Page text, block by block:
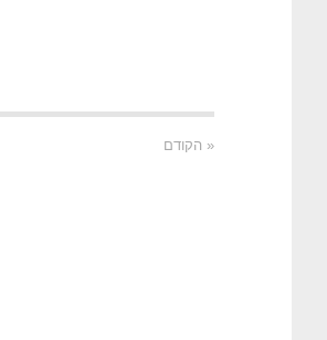
« הקודם